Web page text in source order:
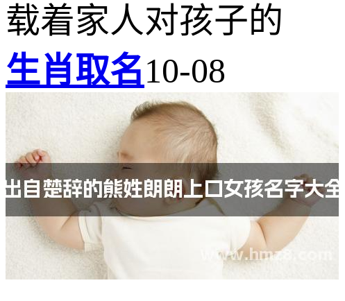
载着家人对孩子的
生肖取名10-08